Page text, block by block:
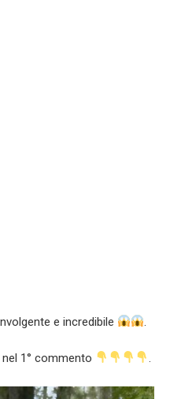
e incredibile .
1° commento .